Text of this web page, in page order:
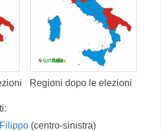
Regioni dopo le elezioni
(centro-sinistra)